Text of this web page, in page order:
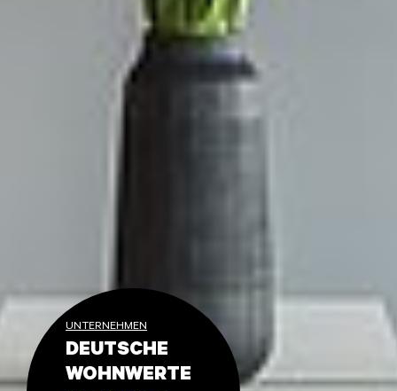
UNTERNEHMEN
DEUTSCHE
WOHNWERTE